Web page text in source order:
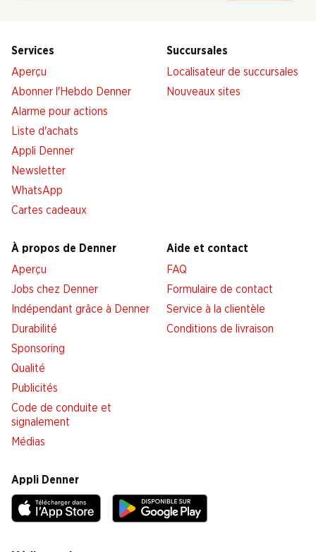
Services
Aperçu
Abonner l'Hebdo Denner
Alarme pour actions
Liste d'achats
Appli Denner
Newsletter
WhatsApp
Cartes cadeaux
Succursales
Localisateur de succursales
Nouveaux sites
À propos de Denner
Aperçu
Jobs chez Denner
Indépendant grâce à Denner
Durabilité
Sponsoring
Qualité
Publicités
Code de conduite et
signalement
Médias
Aide et contact
FAQ
Formulaire de contact
Service à la clientèle
Conditions de livraison
Appli Denner